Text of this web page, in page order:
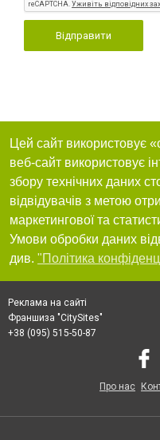
Відправити
Цей сайт використовує
веб-сайт використовує
збору технічних даних
відвідувачів з метою
маркетингової та
Умови обробки даних
див. "Політика
Реклама на сайті
Франшиза "CitySites"
+38 (095) 515-50-87
Про нас